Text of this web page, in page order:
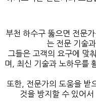
부천 하수구 뚫으면 전문
는 전문 기술
그들은 고객의 요구에 맞
며, 최신 기술과 노하우를
또한, 전문가의 도움을 받
것을 방지할 수 있어